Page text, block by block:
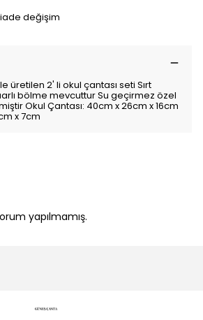
değişim
üretilen 2' li okul çantası seti Sırt
bölme mevcuttur Su geçirmez özel
Okul Çantası: 40cm x 26cm x 16cm
x 7cm
yapılmamış.